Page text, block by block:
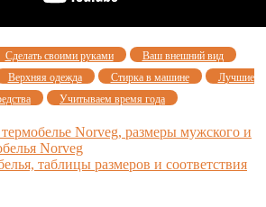
Сделать своими руками
Ваш внешний вид
Верхняя одежда Стирка в машине
Лучшие
Учитываем время года
Nоrveg, размеры мужского и
Nоrveg
таблицы размеров и соответствия